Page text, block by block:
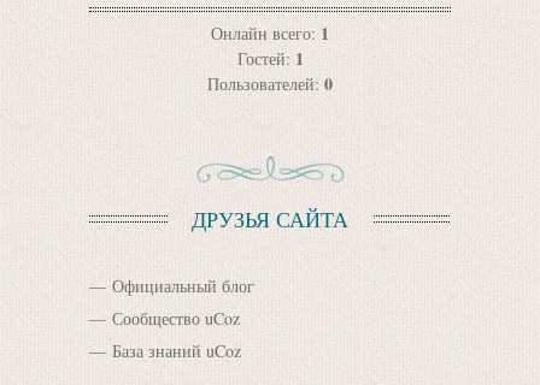
Онлайн всего: 1
Гостей: 1
Пользователей: 0
ДРУЗЬЯ САЙТА
Официальный блог
Сообщество uCoz
База знаний uCoz